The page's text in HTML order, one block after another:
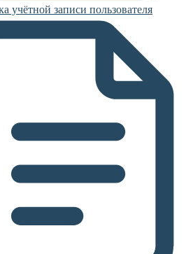
учётной записи пользователя